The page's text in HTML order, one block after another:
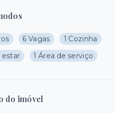
6 Vagas
1 Cozinha
estar 1 Área de serviço
do imóvel